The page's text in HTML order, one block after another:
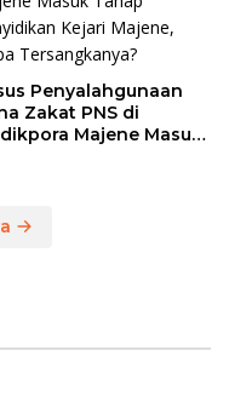
Penyalahgunaan
Zakat PNS di
Majene Masuk